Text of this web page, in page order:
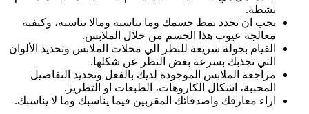
نشطة.
يجب ان تحدد نمط جسمك وما يناسبه ومالا يناسبه، وكيفية
معالجة عيوب هذا الجسم من خلال الملابس.
القيام بجولة سريعة للنظر الي محلات الملابس وتحديد الألوان
التي تجذبك بسرعة بغض النظر عن شكلها.
مراجعة الملابس الموجودة لديك بالفعل وتحديد التفاصيل
المحببة، اشكال الكاروهات، الطبعات او التطريز.
اراء معارفك واصدقائك المقربين فيما يناسبك وما لا يناسبك.